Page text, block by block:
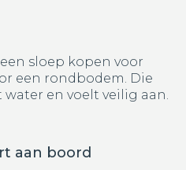
sloep kopen voor
een rondbodem. Die
en voelt veilig aan.
aan boord